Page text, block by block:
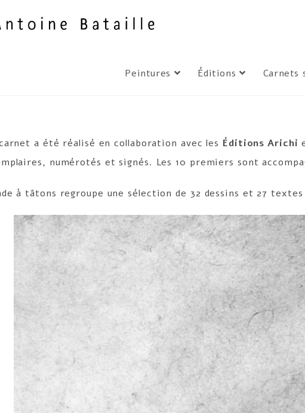
Peintures Éditions Carnets
Ronde à
a été réalisé en collaboration avec les Éditions Arichi
numérotés et signés. Les 10 premiers sont
à tâtons regroupe une sélection de 32 dessins et 27 textes